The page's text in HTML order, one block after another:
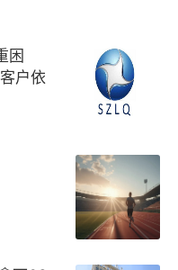
于7月18日基金净值
困
户依